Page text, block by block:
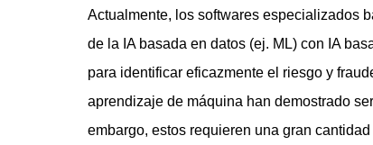
Actualmente, los softwares especializados
de la IA basada en datos (ej. ML) con IA
para identificar eficazmente el riesgo y
aprendizaje de máquina han demostrado
embargo, estos requieren una gran